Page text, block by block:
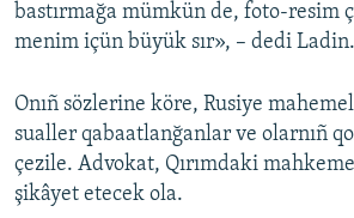
bastırmağa mümkün de, foto-resim
menim içün büyük sır», – dedi Ladin.
Onıñ sözlerine köre, Rusiye
sualler qabaatlanğanlar ve olarnıñ
çezile. Advokat, Qırımdaki
şikâyet etecek ola.